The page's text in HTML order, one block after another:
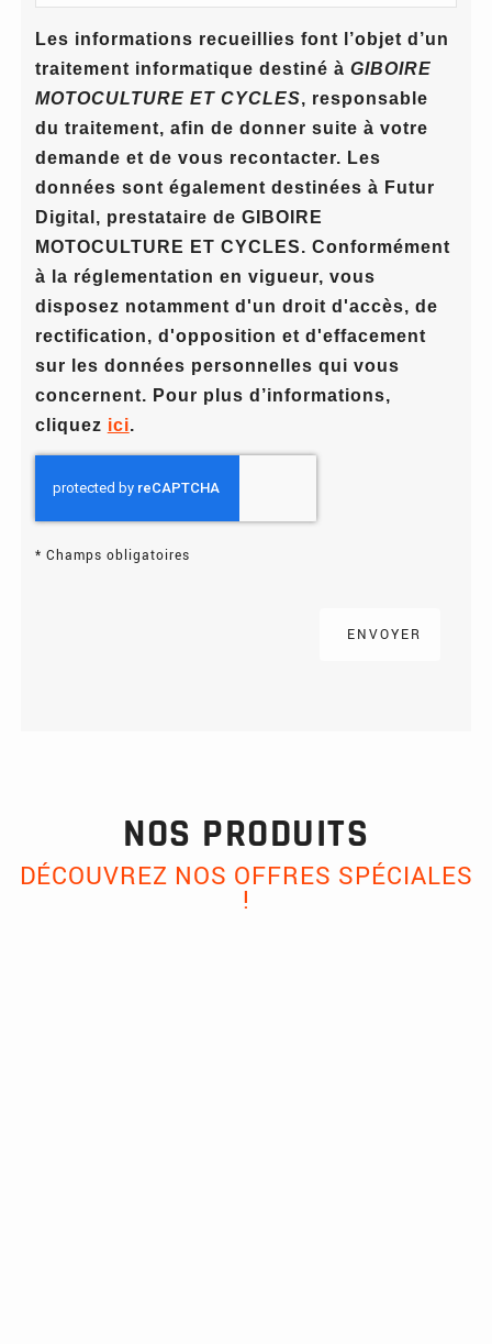
Les informations recueillies font l’objet d’un
traitement informatique destiné à GIBOIRE
MOTOCULTURE ET CYCLES, responsable
du traitement, afin de donner suite à votre
demande et de vous recontacter. Les
données sont également destinées à Futur
Digital, prestataire de GIBOIRE
MOTOCULTURE ET CYCLES. Conformément
à la réglementation en vigueur, vous
disposez notamment d'un droit d'accès, de
rectification, d'opposition et d'effacement
sur les données personnelles qui vous
concernent. Pour plus d’informations,
cliquez ici.
* Champs obligatoires
NOS PRODUITS
DÉCOUVREZ NOS OFFRES SPÉCIALES
!